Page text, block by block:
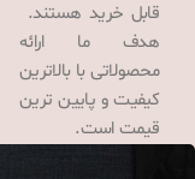
قابل خرید هستند.
هدف ما ارائه
محصولاتی با بالاترین
کیفیت و پایین ترین
قیمت است.